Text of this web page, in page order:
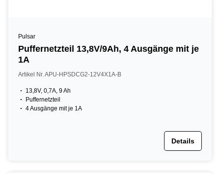
Pulsar
Puffernetzteil 13,8V/9Ah, 4 Ausgänge mit je
1A
Artikel Nr. APU-HPSDCG2-12V4X1A-B
13,8V, 0,7A, 9 Ah
Puffernetzteil
4 Ausgänge mit je 1A
Details